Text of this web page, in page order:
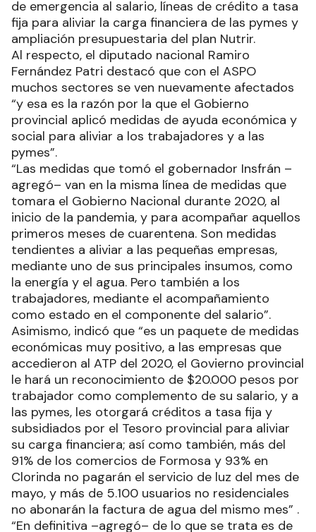
de emergencia al salario, líneas de crédito a tasa
fija para aliviar la carga financiera de las pymes y
ampliación presupuestaria del plan Nutrir.
Al respecto, el diputado nacional Ramiro
Fernández Patri destacó que con el ASPO
muchos sectores se ven nuevamente afectados
“y esa es la razón por la que el Gobierno
provincial aplicó medidas de ayuda económica y
social para aliviar a los trabajadores y a las
pymes”.
“Las medidas que tomó el gobernador Insfrán –
agregó– van en la misma línea de medidas que
tomara el Gobierno Nacional durante 2020, al
inicio de la pandemia, y para acompañar aquellos
primeros meses de cuarentena. Son medidas
tendientes a aliviar a las pequeñas empresas,
mediante uno de sus principales insumos, como
la energía y el agua. Pero también a los
trabajadores, mediante el acompañamiento
como estado en el componente del salario”.
Asimismo, indicó que “es un paquete de medidas
económicas muy positivo, a las empresas que
accedieron al ATP del 2020, el Govierno provincial
le hará un reconocimiento de $20.000 pesos por
trabajador como complemento de su salario, y a
las pymes, les otorgará créditos a tasa fija y
subsidiados por el Tesoro provincial para aliviar
su carga financiera; así como también, más del
91% de los comercios de Formosa y 93% en
Clorinda no pagarán el servicio de luz del mes de
mayo, y más de 5.100 usuarios no residenciales
no abonarán la factura de agua del mismo mes” .
“En definitiva –agregó– de lo que se trata es de